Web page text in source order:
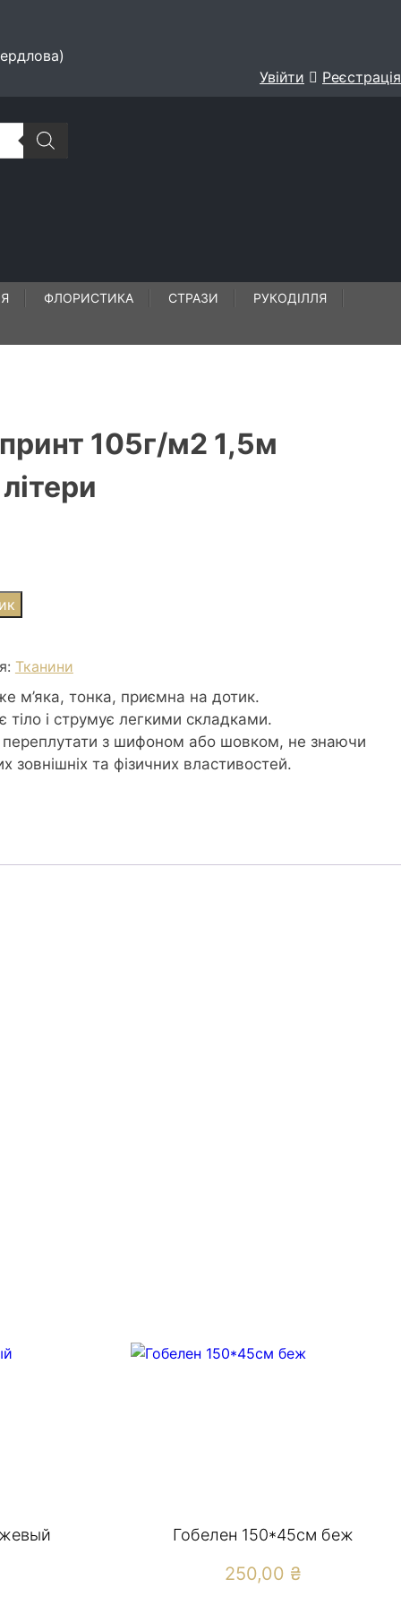
Увійти
Реєстрація
ФЛОРИСТИКА СТРАЗИ РУКОДІЛЛЯ
105г/м2 1,5м
Тканини
м’яка, тонка, приємна на дотик.
тіло і струмує легкими складками.
з шифоном або шовком, не знаючи
зовнішніх та фізичних властивостей.
Гобелен 150*45см беж
250,00 ₴